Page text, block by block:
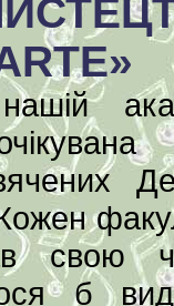
свою
б